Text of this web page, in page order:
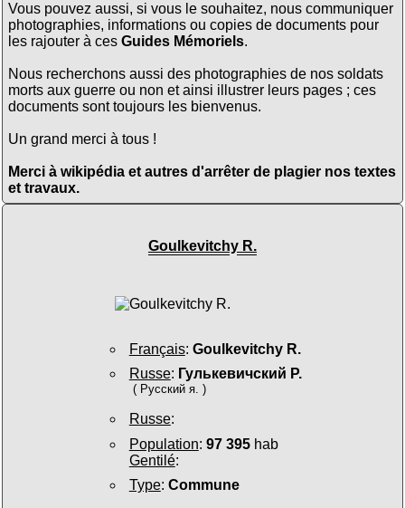
Vous pouvez aussi, si vous le souhaitez, nous communiquer
photographies, informations ou copies de documents pour
les rajouter à ces Guides Mémoriels.
Nous recherchons aussi des photographies de nos soldats
morts aux guerre ou non et ainsi illustrer leurs pages ; ces
documents sont toujours les bienvenus.
Un grand merci à tous !
Merci à wikipédia et autres d'arrêter de plagier nos textes
et travaux.
Goulkevitchy R.
Français: Goulkevitchy R.
Russe: Гулькевичский Р.
( Русский я. )
Russe:
Population: 97 395hab
Gentilé:
Type: Commune